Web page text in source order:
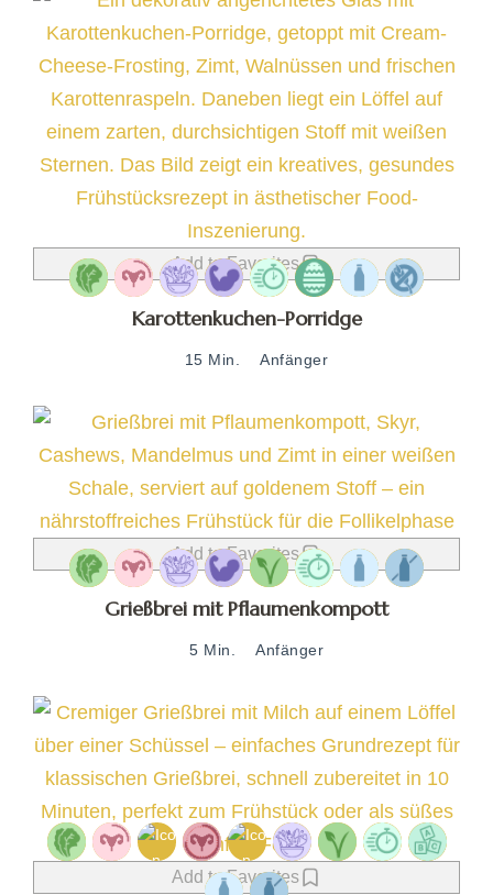
Add to Favorites
Karottenkuchen-Porridge
15 Min. Anfänger
Add to Favorites
Grießbrei mit Pflaumenkompott
5 Min. Anfänger
Add to Favorites